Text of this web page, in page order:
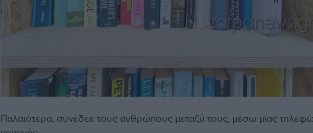
Παλαιότερα, συνέδεε τους ανθρώπους μεταξύ τους, μέσω μίας